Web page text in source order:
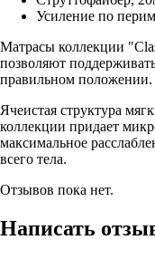
Усиление по
Матрасы коллекции
позволяют
правильном положении.
Ячеистая структура
коллекции придает
максимальное
всего тела.
Отзывов пока нет.
Написать